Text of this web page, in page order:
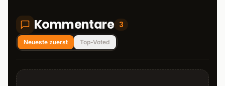
Kommentare 3
Neueste zuerst Top-Voted